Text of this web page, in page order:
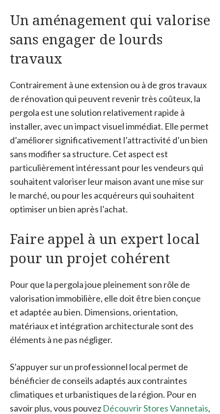
Un aménagement qui valorise
sans engager de lourds
travaux
Contrairement à une extension ou à de gros travaux
de rénovation qui peuvent revenir très coûteux, la
pergola est une solution relativement rapide à
installer, avec un impact visuel immédiat. Elle permet
d’améliorer significativement l’attractivité d’un bien
sans modifier sa structure. Cet aspect est
particulièrement intéressant pour les vendeurs qui
souhaitent valoriser leur maison avant une mise sur
le marché, ou pour les acquéreurs qui souhaitent
optimiser un bien après l’achat.
Faire appel à un expert local
pour un projet cohérent
Pour que la pergola joue pleinement son rôle de
valorisation immobilière, elle doit être bien conçue
et adaptée au bien. Dimensions, orientation,
matériaux et intégration architecturale sont des
éléments à ne pas négliger.
S’appuyer sur un professionnel local permet de
bénéficier de conseils adaptés aux contraintes
climatiques et urbanistiques de la région. Pour en
savoir plus, vous pouvez Découvrir Stores Vannetais,